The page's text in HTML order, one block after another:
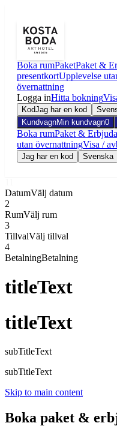
Boka rumPaketPaket &
presentkortUpplevelse
övernattning
Logga inHitta bokning
KodJag har en kod
KundvagnMin kundvagn0
Boka rumPaket &
utan övernattningVisa /
Jag har en kod Svenska
DatumVälj datum
2
RumVälj rum
3
TillvalVälj tillval
4
BetalningBetalning
titleText
titleText
subTitleText
subTitleText
Skip to main content
Boka paket &